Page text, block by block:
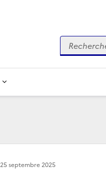
Rechercher
25 septembre 2025